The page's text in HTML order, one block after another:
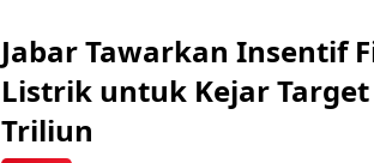
Jabar Tawarkan Insentif
Listrik untuk Kejar
Triliun